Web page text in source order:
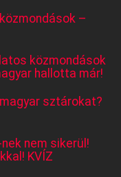
–
közmondások
hallotta már!
sztárokat?
nem sikerül!
KVÍZ